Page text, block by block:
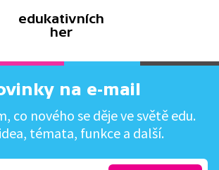
edukativních
her
na e-mail
co nového se děje ve světě edu.
témata, funkce a další.